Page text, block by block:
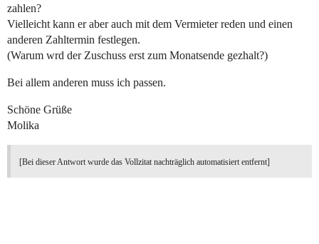
zahlen?
Vielleicht kann er aber auch mit dem Vermieter reden und einen
anderen Zahltermin festlegen.
(Warum wrd der Zuschuss erst zum Monatsende gezhalt?)
Bei allem anderen muss ich passen.
Schöne Grüße
Molika
[Bei dieser Antwort wurde das Vollzitat nachträglich automatisiert entfernt]